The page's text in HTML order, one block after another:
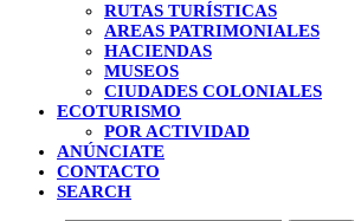
RUTAS TURÍSTICAS
AREAS PATRIMONIALES
HACIENDAS
MUSEOS
CIUDADES COLONIALES
ECOTURISMO
POR ACTIVIDAD
ANÚNCIATE
CONTACTO
SEARCH